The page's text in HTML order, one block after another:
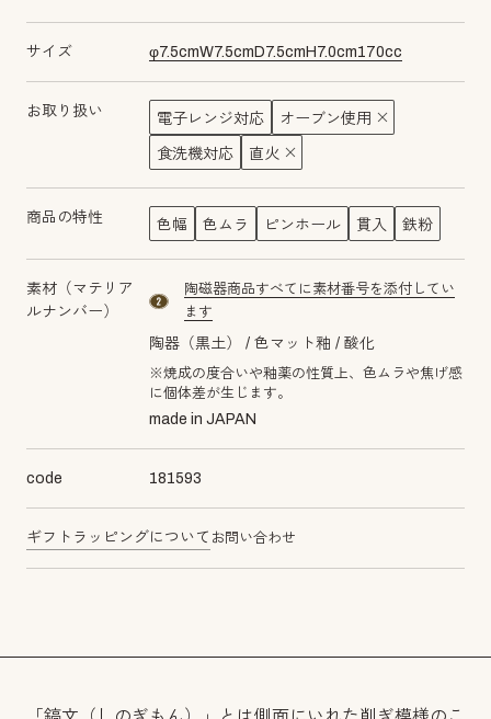
サイズ φ7.5cmW7.5cm D7.5cm H 7.0cm170cc
お取り扱い 電子レンジ対応 オーブン使用
食洗機対応 直火
商品の特性 色幅 色ムラ ピンホール 貫入 鉄粉
素材（マテリア
ルナンバー）
material number2
陶磁器商品すべてに素材番号を添付してい
ます
陶器（黒土） 色マット釉 酸化
※焼成の度合いや釉薬の性質上、色ムラや焦げ感
に個体差が生じます。
made in JAPAN
code 181593
ギフトラッピングについて お問い合わせ